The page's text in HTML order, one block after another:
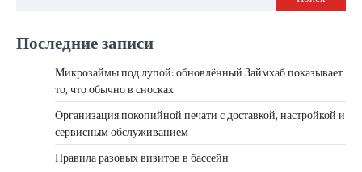
Последние записи
Микрозаймы под лупой: обновлённый Займхаб показывает
то, что обычно в сносках
Организация покопийной печати с доставкой, настройкой и
сервисным обслуживанием
Правила разовых визитов в бассейн